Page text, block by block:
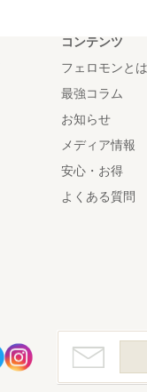
コンテンツ
フェロモンとは
最強コラム
お知らせ
メディア情報
安心・お得
よくある質問